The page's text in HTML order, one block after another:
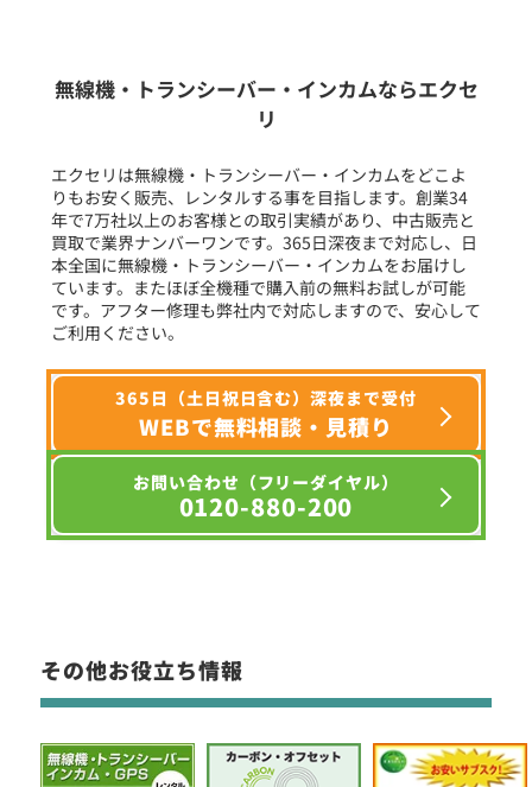
フリーワード入力(製品名等)
選択条件をリセット
無線機・トランシーバー・インカムならエクセ
リ
エクセリは無線機・トランシーバー・インカムをどこよ
りもお安く販売、レンタルする事を目指します。創業34
年で7万社以上のお客様との取引実績があり、中古販売と
買取で業界ナンバーワンです。365日深夜まで対応し、日
本全国に無線機・トランシーバー・インカムをお届けし
ています。またほぼ全機種で購入前の無料お試しが可能
です。アフター修理も弊社内で対応しますので、安心して
ご利用ください。
365日（土日祝日含む）深夜まで受付
WEBで無料相談・見積り
お問い合わせ（フリーダイヤル）
0120-880-200
その他お役立ち情報